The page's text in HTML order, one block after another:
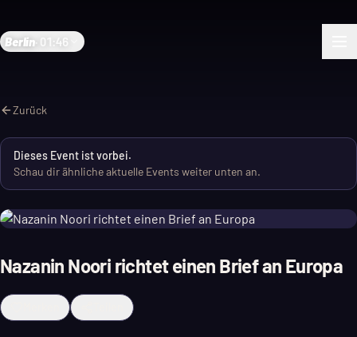
Berlin 01:46
Zurück
Dieses Event ist vorbei.
Schau dir ähnliche aktuelle Events weiter unten an.
Nazanin Noori richtet einen Brief an Europa